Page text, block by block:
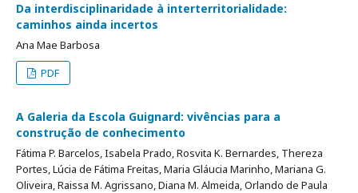
Da interdisciplinaridade à interterritorialidade:
caminhos ainda incertos
Ana Mae Barbosa
PDF
A Galeria da Escola Guignard: vivências para a
construção de conhecimento
Fátima P. Barcelos, Isabela Prado, Rosvita K. Bernardes, Thereza
Portes, Lúcia de Fátima Freitas, Maria Gláucia Marinho, Mariana G.
Oliveira, Raissa M. Agrissano, Diana M. Almeida, Orlando de Paula